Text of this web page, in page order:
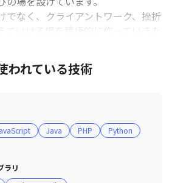
でなく、クライアントワーク、挫折
ていける場を積極的に作っていきた
りますが、積極的に提案することで
ど業務の範疇を超えた領域にも挑戦
上げることで、従業員エンゲージメ
積などの開発以外の業務に携わるこ
われている技術
Java PHP
Python
ラリ